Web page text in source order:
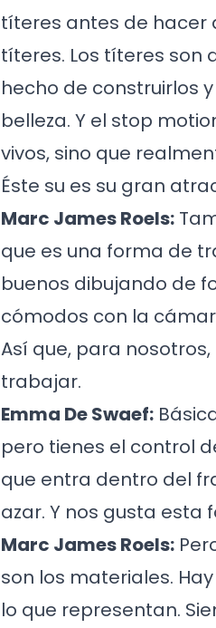
títeres antes de hacer
títeres. Los títeres
hecho de construirlos
belleza. Y el stop
vivos, sino que
Éste su es su gran
Marc James Roels:
que es una forma de
buenos dibujando de
cómodos con la
Así que, para
trabajar.
Emma De Swaef:
pero tienes el control
que entra dentro del
azar. Y nos gusta
Marc James Roels:
son los materiales.
lo que representan.